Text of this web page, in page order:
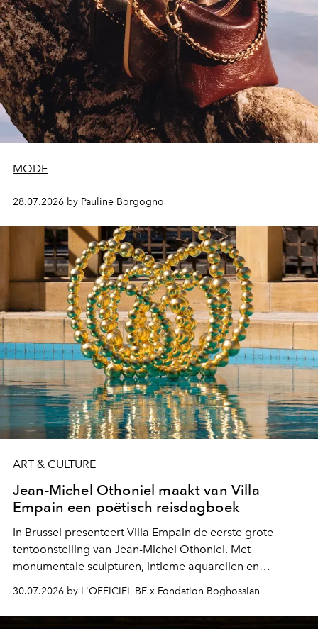
MODE
28.07.2026 by Pauline Borgogno
ART & CULTURE
Jean-Michel Othoniel maakt van Villa
Empain een poëtisch reisdagboek
In Brussel presenteert Villa Empain de eerste grote
tentoonstelling van Jean-Michel Othoniel. Met
monumentale sculpturen, intieme aquarellen en
fonkelend Murano-glas creëert de Franse kunstenaar
een emotionele reis waarin elk werk de herinnering
oproept aan een ontmoeting, een bestemming of een
30.07.2026 by L'OFFICIEL BE x Fondation Boghossian